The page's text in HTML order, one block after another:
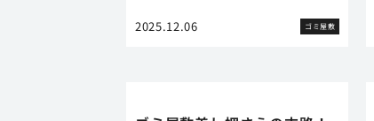
2025.12.06 ゴミ屋敷